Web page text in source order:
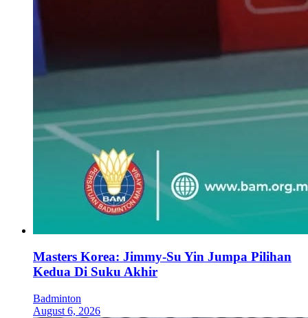
Masters Korea: Jimmy-Su Yin Jumpa Pilihan
Kedua Di Suku Akhir
Badminton
August 6, 2026